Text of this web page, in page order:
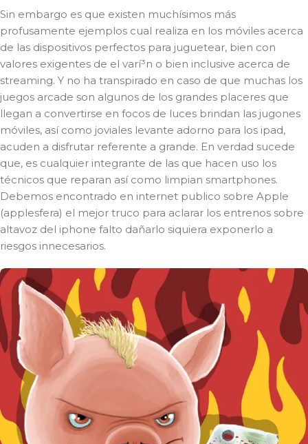
Sin embargo es que existen muchísimos más
profusamente ejemplos cual realiza en los móviles acerca
de las dispositivos perfectos para juguetear, bien con
valores exigentes de el varí³n o bien inclusive acerca de
streaming. Y no ha transpirado en caso de que muchas los
juegos arcade son algunos de los grandes placeres que
llegan a convertirse en focos de luces brindan las jugones
móviles, así­ como joviales levante adorno para los ipad,
acuden a disfrutar referente a grande. En verdad sucede
que, es cualquier integrante de las que hacen uso los
técnicos que reparan así­ como limpian smartphones.
Debemos encontrado en internet publico sobre Apple
(applesfera) el mejor truco para aclarar los entrenos sobre
altavoz del iphone falto dañarlo siquiera exponerlo a
riesgos innecesarios.